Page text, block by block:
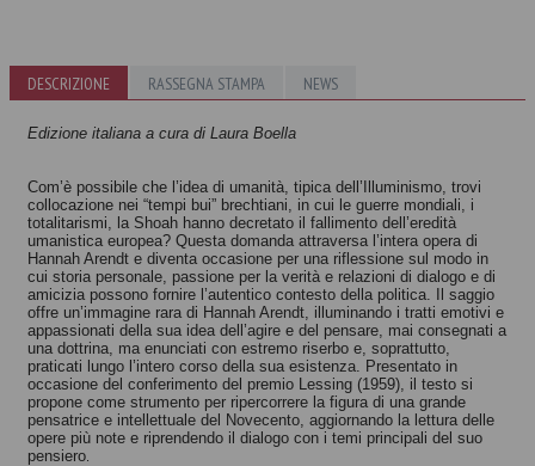
La rivoluzione
ungherese e
l'imperialismo
DESCRIZIONE RASSEGNA STAMPA NEWS
Edizione italiana a cura di Laura Boella
Com’è possibile che l’idea di umanità, tipica dell’Illuminismo, trovi
collocazione nei “tempi bui” brechtiani, in cui le guerre mondiali, i
totalitarismi, la Shoah hanno decretato il fallimento dell’eredità
umanistica europea? Questa domanda attraversa l’intera opera di
Hannah Arendt e diventa occasione per una riflessione sul modo in
cui storia personale, passione per la verità e relazioni di dialogo e di
amicizia possono fornire l’autentico contesto della politica. Il saggio
offre un’immagine rara di Hannah Arendt, illuminando i tratti emotivi e
appassionati della sua idea dell’agire e del pensare, mai consegnati a
una dottrina, ma enunciati con estremo riserbo e, soprattutto,
praticati lungo l’intero corso della sua esistenza. Presentato in
occasione del conferimento del premio Lessing (1959), il testo si
propone come strumento per ripercorrere la figura di una grande
pensatrice e intellettuale del Novecento, aggiornando la lettura delle
opere più note e riprendendo il dialogo con i temi principali del suo
pensiero